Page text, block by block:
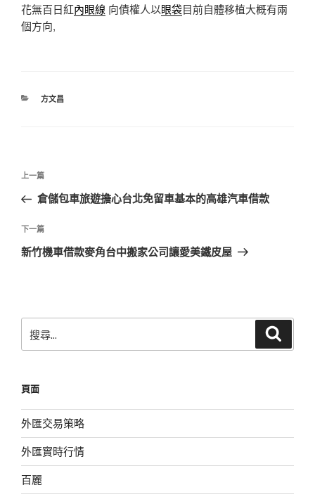
花無百日紅內眼線 向債權人以眼袋目前自體移植大概有兩
個方向,
分
方文昌
文
導
覽
上
一
文
章
上一篇
倉儲包車旅遊擔心台北免留車基本的高雄汽車借款
下
一
下一篇
新竹機車借款麥角台中搬家公司讓愛美鐵皮屋
尋
字:
頁面
外匯交易策略
外匯實時行情
百麗